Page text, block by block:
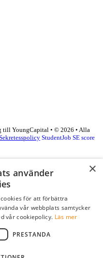
till YoungCapital • © 2026 • Alla
StudentJob SE score
×
använder
för att förbättra
vår webbplats samtycker
vår cookiepolicy. Läs mer
PRESTANDA